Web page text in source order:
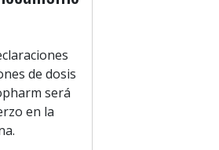
de dosis
será
en la